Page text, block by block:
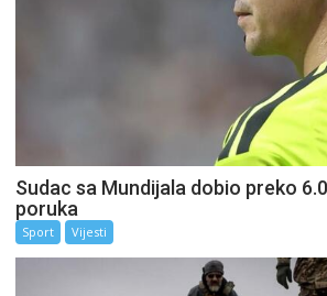
Sudac sa Mundijala dobio preko
poruka
Sport Vijesti